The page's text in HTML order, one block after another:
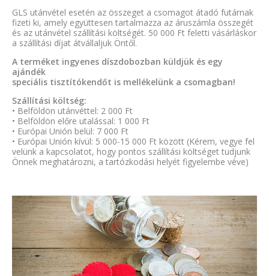
GLS utánvétel esetén az összeget a csomagot átadó futárnak
fizeti ki, amely együttesen tartalmazza az áruszámla összegét
és az utánvétel szállítási költségét. 50 000 Ft feletti vásárláskor
a szállítási díjat átvállaljuk Öntől.
A terméket ingyenes díszdobozban küldjük és egy
ajándék
speciális tisztítókendőt is mellékelünk a csomagban!
Szállítási költség:
• Belföldön utánvéttel: 2 000 Ft
• Belföldön előre utalással: 1 000 Ft
• Európai Unión belül: 7 000 Ft
• Európai Unión kívül: 5 000-15 000 Ft között (Kérem, vegye fel
velünk a kapcsolatot, hogy pontos szállítási költséget tudjunk
Önnek meghatározni, a tartózkodási helyét figyelembe véve)